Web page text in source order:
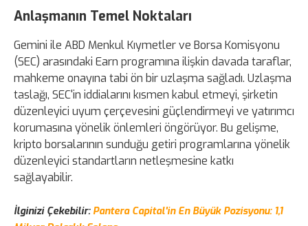
Anlaşmanın Temel Noktaları
Gemini ile ABD Menkul Kıymetler ve Borsa Komisyonu
(SEC) arasındaki Earn programına ilişkin davada taraflar,
mahkeme onayına tabi ön bir uzlaşma sağladı. Uzlaşma
taslağı, SEC'in iddialarını kısmen kabul etmeyi, şirketin
düzenleyici uyum çerçevesini güçlendirmeyi ve yatırımcı
korumasına yönelik önlemleri öngörüyor. Bu gelişme,
kripto borsalarının sunduğu getiri programlarına yönelik
düzenleyici standartların netleşmesine katkı
sağlayabilir.
İlginizi Çekebilir:Pantera Capital'in En Büyük Pozisyonu: 1,1